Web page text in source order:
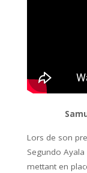
Lors de son
Segundo
mettant en